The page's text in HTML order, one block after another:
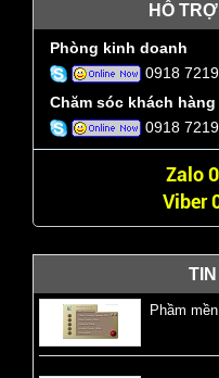
HỖ
Phòng kinh doanh
0918
Chăm sóc khách hàng
0918
Zalo
Viber
Phầm